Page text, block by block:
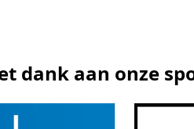
dank aan onze